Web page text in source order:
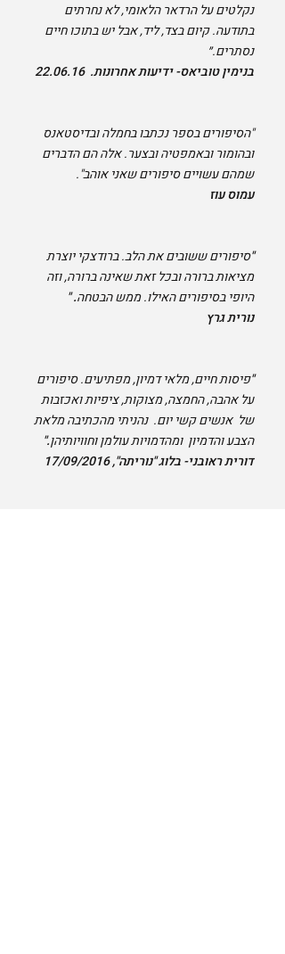
נקלטים על הרדאר הלאומי, לא נחרתים
בתודעה. קיום בצד, ליד, אבל יש בתוכו חיים
נסתרים.״
בנימין טוביאס- ידיעות אחרונות. 22.06.16​
​"הסיפורים בספר נכתבו בחמלה ובדיסטאנס
ובהומור ובאמפטיה ובצער. אלה הם הדברים
שמהם עשויים סיפורים שאני אוהב".
עמוס עוז
"סיפורים ששובים את הלב. ברודצקי יוצרת
מציאות ברורה ובכל זאת שאינה ברורה, וזה
היופי בסיפורים האילו. ממש הבטחה. "
נורית גרץ
"פיסות חיים, מלאי דמיון, מפתיעים. סיפורים
על אהבה, החמצה, מצוקות, ציפיות ואכזבות
של אנשים קשי יום. נהניתי מהכתיבה מלאת
הצבע והדמיון ומהדמויות עולמן וחוויותיהן."
דורית ראובני- בלוג "נוריתה", 17/09/2016